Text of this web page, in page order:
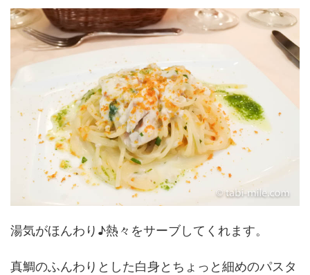
湯気がほんわり♪熱々をサーブしてくれます。
真鯛のふんわりとした白身とちょっと細めのパスタ